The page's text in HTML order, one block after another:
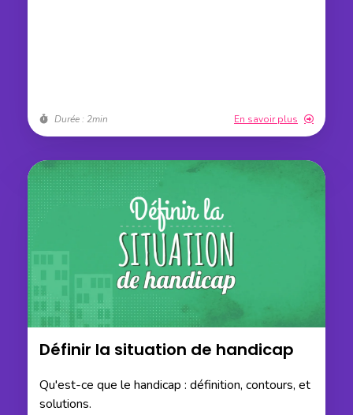
Durée : 2min En savoir plus
Définir la situation de handicap
Qu'est-ce que le handicap : définition, contours, et
solutions.